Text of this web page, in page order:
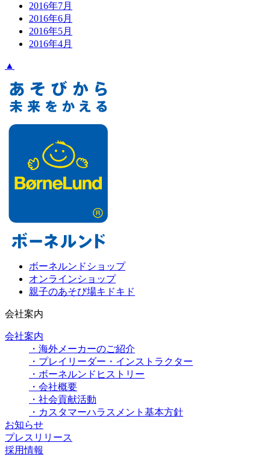
2016年7月
2016年6月
2016年5月
2016年4月
▲
ボーネルンドショップ
オンラインショップ
親子のあそび場キドキド
会社案内
会社案内
・海外メーカーのご紹介
・プレイリーダー・インストラクター
・ボーネルンドヒストリー
・会社概要
・社会貢献活動
・カスタマーハラスメント基本方針
お知らせ
プレスリリース
採用情報